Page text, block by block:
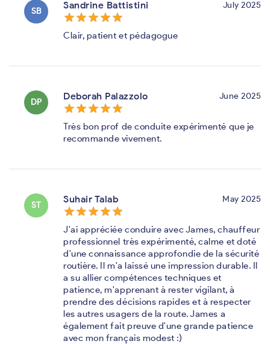
SB
Sandrine Battistini
star_border
star star_border
star star_border
star star_border
star star_border
star
July 2025
Clair, patient et pédagogue
DP
Deborah Palazzolo
star_border
star star_border
star star_border
star star_border
star star_border
star
June 2025
Très bon prof de conduite expérimenté que je
recommande vivement.
ST
Suhair Talab
star_border
star star_border
star star_border
star star_border
star star_border
star
May 2025
J'ai appréciée conduire avec James, chauffeur
professionnel très expérimenté, calme et doté
d'une connaissance approfondie de la sécurité
routière. Il m'a laissé une impression durable. Il
a su allier compétences techniques et
patience, m'apprenant à rester vigilant, à
prendre des décisions rapides et à respecter
les autres usagers de la route. James a
également fait preuve d'une grande patience
avec mon français modest :)